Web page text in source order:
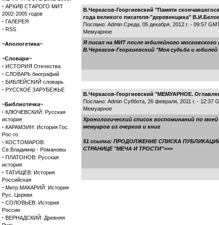
· АРХИВ СТАРОГО МИТ
2002-2005 годов
· ГАЛЕРЕЯ
· RSS
~Апологетика~
~Словари~
· ИСТОРИЯ Отечества
· СЛОВАРЬ биографий
· БИБЛЕЙСКИЙ словарь
· РУССКОЕ ЗАРУБЕЖЬЕ
~Библиотечка~
· КЛЮЧЕВСКИЙ: Русская
история
· КАРАМЗИН: История Гос.
Рос-го
· КОСТОМАРОВ:
Св.Владимир - Романовы
· ПЛАТОНОВ: Русская
история
· ТАТИЩЕВ: История
Российская
· Митр.МАКАРИЙ: История
Рус. Церкви
· СОЛОВЬЕВ: История
России
· ВЕРНАДСКИЙ: Древняя
В.Черкасов-Георгиевский "Памяти
года великого писателя-"деревенщика"
Послано: Admin Среда, 05 декабря, 2012 г. - 09:57
Мемуарное
Я писал на МИТ после юбилейного
В.Черкасов-Георгиевский "Моя судьба и
В.Черкасов-Георгиевский "МЕМУАРНОЕ.
Послано: Admin Суббота, 26 февраля, 2011 г. - 12:37
Мемуарное
Хронологический список воспоминаний по
мемуаров из очерков и книг
51 ссылка: ПРОДОЛЖЕНИЕ СПИСКА
СТРАНИЦЕ "МЕЧА И ТРОСТИ">>>